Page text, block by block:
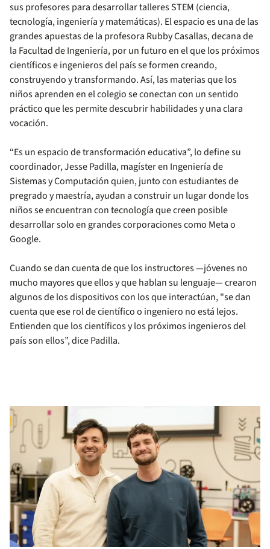
sus profesores para desarrollar talleres STEM (ciencia,
tecnología, ingeniería y matemáticas). El espacio es una de las
grandes apuestas de la profesora Rubby Casallas, decana de
la Facultad de Ingeniería, por un futuro en el que los próximos
científicos e ingenieros del país se formen creando,
construyendo y transformando. Así, las materias que los
niños aprenden en el colegio se conectan con un sentido
práctico que les permite descubrir habilidades y una clara
vocación.
“Es un espacio de transformación educativa”, lo define su
coordinador, Jesse Padilla, magíster en Ingeniería de
Sistemas y Computación quien, junto con estudiantes de
pregrado y maestría, ayudan a construir un lugar donde los
niños se encuentran con tecnología que creen posible
desarrollar solo en grandes corporaciones como Meta o
Google.
Cuando se dan cuenta de que los instructores —jóvenes no
mucho mayores que ellos y que hablan su lenguaje— crearon
algunos de los dispositivos con los que interactúan, "se dan
cuenta que ese rol de científico o ingeniero no está lejos.
Entienden que los científicos y los próximos ingenieros del
país son ellos”, dice Padilla.